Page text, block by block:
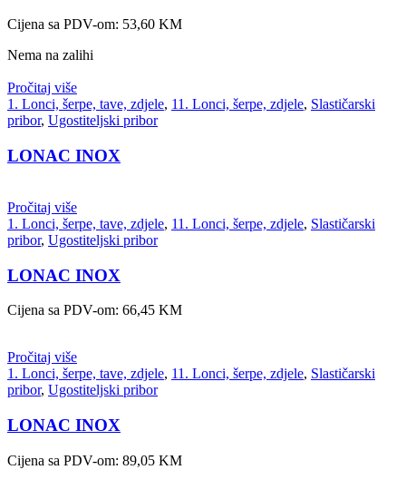
Cijena sa PDV-om: 53,60 KM
Nema na zalihi
Pročitaj više
1. Lonci, šerpe, tave, zdjele, 11. Lonci, šerpe, zdjele, Slastičarski
pribor, Ugostiteljski pribor
LONAC INOX
Pročitaj više
1. Lonci, šerpe, tave, zdjele, 11. Lonci, šerpe, zdjele, Slastičarski
pribor, Ugostiteljski pribor
LONAC INOX
Cijena sa PDV-om: 66,45 KM
Pročitaj više
1. Lonci, šerpe, tave, zdjele, 11. Lonci, šerpe, zdjele, Slastičarski
pribor, Ugostiteljski pribor
LONAC INOX
Cijena sa PDV-om: 89,05 KM